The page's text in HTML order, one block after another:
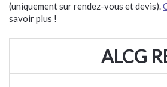
(uniquement sur rendez-vous et devis).
savoir plus !
ALCG